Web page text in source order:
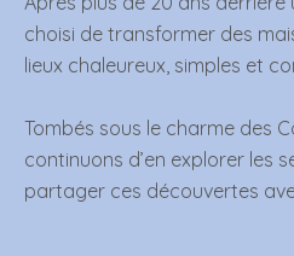
choisi de transformer des
lieux chaleureux, simples et
Tombés sous le charme des
continuons d’en explorer les
partager ces découvertes